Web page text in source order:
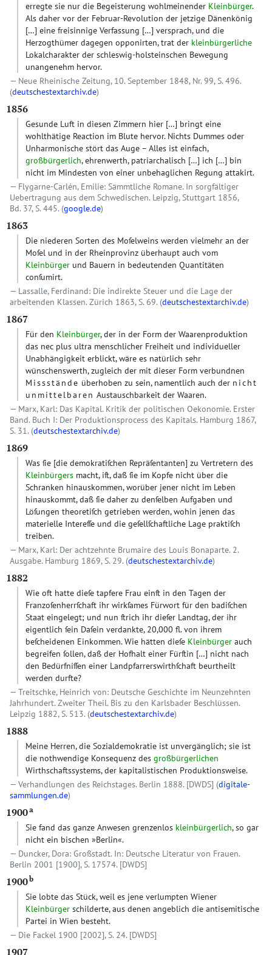
erregte sie nur die Begeisterung wohlmeinender Kleinbürger.
Als daher vor der Februar-Revolution der jetzige Dänenkönig
[…] eine freisinnige Verfassung […] versprach, und die
Herzogthümer dagegen opponirten, trat der kleinbürgerliche
Lokalcharakter der schleswig-holsteinschen Bewegung
unangenehm hervor.
Neue Rheinische Zeitung, 10. September 1848, Nr. 99, S. 496.
(deutschestextarchiv.de)
1856
Gesunde Luft in diesen Zimmern hier […] bringt eine
wohlthätige Reaction im Blute hervor. Nichts Dummes oder
Unharmonische stört das Auge – Alles ist einfach,
großbürgerlich, ehrenwerth, patriarchalisch […] ich […] bin
nicht im Mindesten von einer unbehaglichen Regung attakirt.
Flygarne-Carlén, Emilie: Sämmtliche Romane. In sorgfältiger
Uebertragung aus dem Schwedischen. Leipzig, Stuttgart 1856,
Bd. 37, S. 445. (google.de)
1863
Die niederen Sorten des Moſelweins werden vielmehr an der
Moſel und in der Rheinprovinz überhaupt auch vom
Kleinbürger und Bauern in bedeutenden Quantitäten
conſumirt.
Lassalle, Ferdinand: Die indirekte Steuer und die Lage der
arbeitenden Klassen. Zürich 1863, S. 69. (deutschestextarchiv.de)
1867
Für den Kleinbürger, der in der Form der Waarenproduktion
das nec plus ultra menschlicher Freiheit und individueller
Unabhängigkeit erblickt, wäre es natürlich sehr
wünschenswerth, zugleich der mit dieser Form verbundnen
Missstände überhoben zu sein, namentlich auch der nicht
unmittelbaren Austauschbarkeit der Waaren.
Marx, Karl: Das Kapital. Kritik der politischen Oekonomie. Erster
Band. Buch I: Der Produktionsprocess des Kapitals. Hamburg 1867,
S. 31. (deutschestextarchiv.de)
1869
Was ſie [die demokratiſchen Repräſentanten] zu Vertretern des
Kleinbürgers macht, iſt, daß ſie im Kopfe nicht über die
Schranken hinauskommen, worüber jener nicht im Leben
hinauskommt, daß ſie daher zu denſelben Aufgaben und
Löſungen theoretiſch getrieben werden, wohin jenen das
materielle Intereſſe und die geſellſchaftliche Lage praktiſch
treiben.
Marx, Karl: Der achtzehnte Brumaire des Louis Bonaparte. 2.
Ausgabe. Hamburg 1869, S. 29. (deutschestextarchiv.de)
1882
Wie oft hatte dieſe tapfere Frau einſt in den Tagen der
Franzoſenherrſchaft ihr wirkſames Fürwort für den badiſchen
Staat eingelegt; und nun ſtrich ihr dieſer Landtag, der ihr
eigentlich ſein Daſein verdankte, 20,000 fl. von ihrem
beſcheidenen Einkommen. Wie hätten dieſe Kleinbürger auch
begreifen ſollen, daß der Hofhalt einer Fürſtin […] nicht nach
den Bedürfniſſen einer Landpfarrerswirthſchaft beurtheilt
werden durfte?
Treitschke, Heinrich von: Deutsche Geschichte im Neunzehnten
Jahrhundert. Zweiter Theil. Bis zu den Karlsbader Beschlüssen.
Leipzig 1882, S. 513. (deutschestextarchiv.de)
1888
Meine Herren, die Sozialdemokratie ist unvergänglich; sie ist
die nothwendige Konsequenz des großbürgerlichen
Wirthschaftssystems, der kapitalistischen Produktionsweise.
Verhandlungen des Reichstages. Berlin 1888. [DWDS] (digitale-
sammlungen.de)
1900a
Sie fand das ganze Anwesen grenzenlos kleinbürgerlich, so gar
nicht ein bischen »Berlin«.
Duncker, Dora: Großstadt. In: Deutsche Literatur von Frauen.
Berlin 2001 [1900], S. 17574. [DWDS]
1900b
Sie lobte das Stück, weil es jene verlumpten Wiener
Kleinbürger schilderte, aus denen angeblich die antisemitische
Partei in Wien besteht.
Die Fackel 1900 [2002], S. 24. [DWDS]
1907